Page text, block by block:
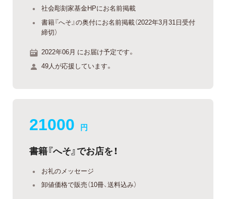
社会彫刻家基金HPにお名前掲載
書籍『へそ』の奥付にお名前掲載（2022年3月31日受付
締切）
2022年06月 にお届け予定です。
49人が応援しています。
21000 円
書籍『へそ』でお店を！
お礼のメッセージ
卸値価格で販売（10冊、送料込み）